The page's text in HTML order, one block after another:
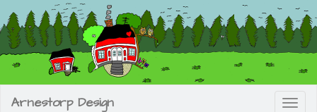
Arnestorp Design